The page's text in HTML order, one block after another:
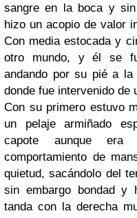
sangre en la boca y
hizo un acopio de valor
Con media estocada y
otro mundo, y él se
andando por su pié a
donde fue intervenido de
Con su primero estuvo
un pelaje armiñado
capote aunque
comportamiento de
quietud, sacándolo del
sin embargo bondad y
tanda con la derecha